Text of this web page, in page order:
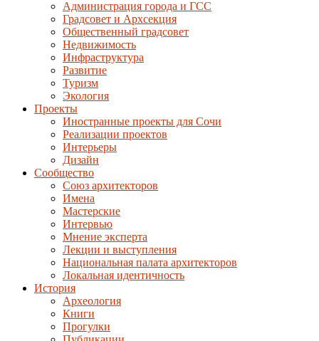
Администрация города и ГСС
Градсовет и Архсекция
Общественный градсовет
Недвижимость
Инфраструктура
Развитие
Туризм
Экология
Проекты
Иностранные проекты для Сочи
Реализации проектов
Интерьеры
Дизайн
Сообщество
Союз архитекторов
Имена
Мастерские
Интервью
Мнение эксперта
Лекции и выступления
Национальная палата архитекторов
Локальная идентичность
История
Археология
Книги
Прогулки